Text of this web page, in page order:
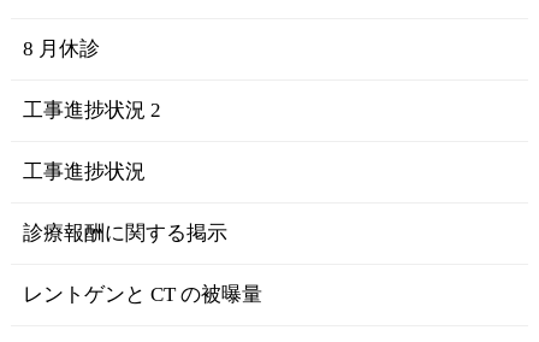
8 月休診
工事進捗状況 2
工事進捗状況
診療報酬に関する掲示
レントゲンと CT の被曝量